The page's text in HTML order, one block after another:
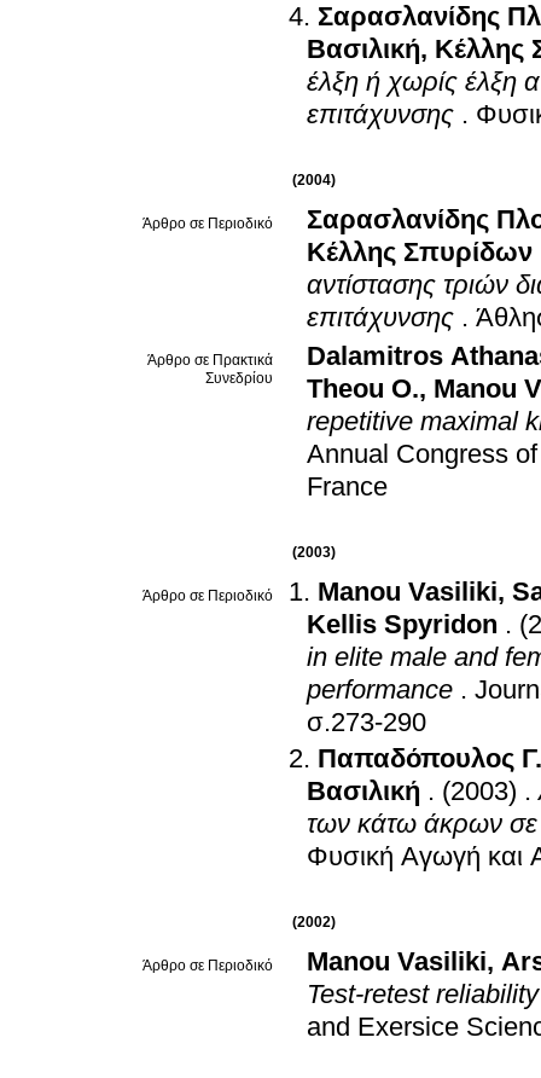
Σαρασλανίδης
Βασιλική, Κέλλης
έλξη ή χωρίς έλξη
επιτάχυνσης .
(2004)
Άρθρο σε Περιοδικό
Σαρασλανίδης
Κέλλης Σπυρίδων
αντίστασης τριών
επιτάχυνσης .
Άρθρο σε Πρακτικά
Συνεδρίου
Dalamitros
Theou O., Manou
repetitive maximal
Annual Congress
France
(2003)
Άρθρο σε Περιοδικό Manou Vasiliki,
Kellis Spyridon .
in elite male and
performance .
σ.273-290
Παπαδόπουλος Γ.
Βασιλική . (2003) .
των κάτω άκρων σε
Φυσική Αγωγή και
(2002)
Άρθρο σε Περιοδικό Manou Vasiliki,
Test-retest
and Exersice